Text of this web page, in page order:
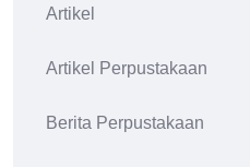
Artikel
Artikel Perpustakaan
Berita Perpustakaan